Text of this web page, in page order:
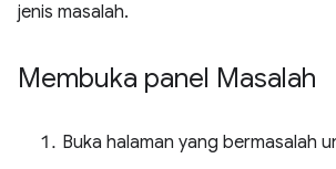
jenis masalah.
Membuka panel Masalah
Buka halaman yang bermasalah